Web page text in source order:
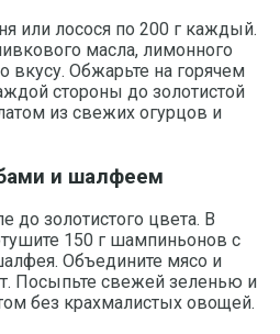
или лосося по 200 г каждый.
масла, лимонного
вкусу. Обжарьте на горячем
стороны до золотистой
из свежих огурцов и
и шалфеем
до золотистого цвета. В
150 г шампиньонов с
Объедините мясо и
Посыпьте свежей зеленью и
без крахмалистых овощей.